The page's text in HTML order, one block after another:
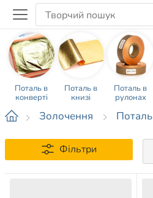
Поталь в
конверті
Поталь в
книзі
Поталь в
рулонах
Золочення Поталь
Фільтри